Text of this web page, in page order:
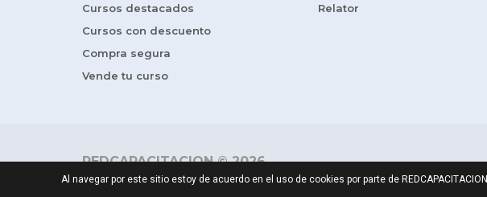
Cursos destacados
Cursos con descuento
Compra segura
Vende tu curso
Relator
REDCAPACITACION © 2026
Al navegar por este sitio estoy de acuerdo en el uso de cookies por parte de REDCAPACITACION